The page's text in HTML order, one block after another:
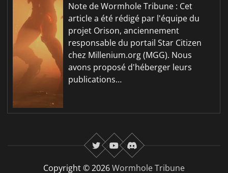
Note de Wormhole Tribune : Cet
article a été rédigé par l'équipe du
projet Orison, anciennement
responsable du portail Star Citizen
chez Millenium.org (MGG). Nous
avons proposé d'héberger leurs
publications…
twitteryoutubeDiscord
Copyright © 2026Wormhole Tribune